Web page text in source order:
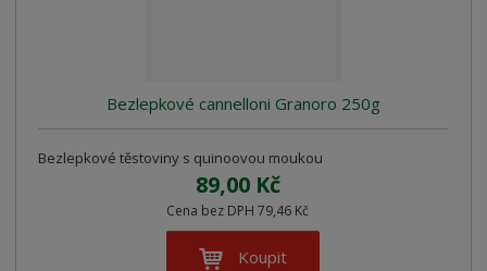
Bezlepkové cannelloni Granoro 250g
Bezlepkové těstoviny s quinoovou moukou
89,00 Kč
Cena bez DPH 79,46 Kč
Koupit